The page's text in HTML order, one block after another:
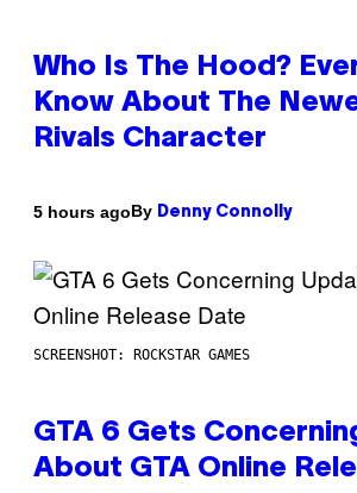
Who Is The Hood?
Know About The
Rivals Character
5 hours agoBy Denny Connolly
SCREENSHOT: ROCKSTAR GAMES
GTA 6 Gets
About GTA Online